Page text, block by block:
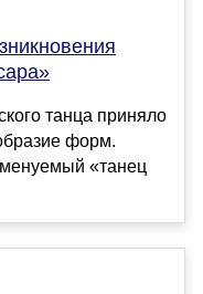
танца приняло
форм.
«танец